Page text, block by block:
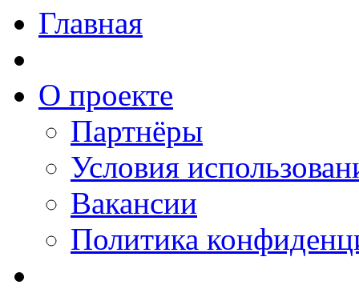
Главная
О проекте
Партнёры
Условия
Вакансии
Политика